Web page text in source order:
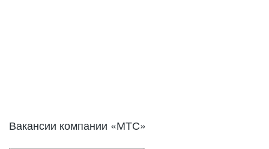
Вакансии компании «МТС»